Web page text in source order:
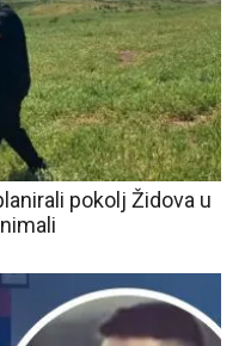
pokolj Židova u